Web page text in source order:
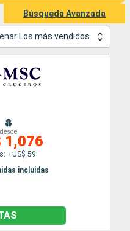
Búsqueda Avanzada
Los más vendidos
desde
1,076
+US$ 59
incluidas